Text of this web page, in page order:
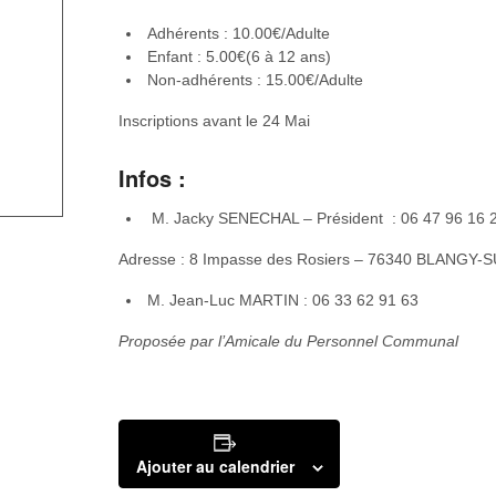
Adhérents : 10.00€/Adulte
Enfant : 5.00€(6 à 12 ans)
Non-adhérents : 15.00€/Adulte
Inscriptions avant le 24 Mai
Infos :
M. Jacky SENECHAL – Président : 06 47 96 16
Adresse : 8 Impasse des Rosiers – 76340 BLANGY-
M. Jean-Luc MARTIN : 06 33 62 91 63
Proposée par l’Amicale du Personnel Communal
Ajouter au calendrier